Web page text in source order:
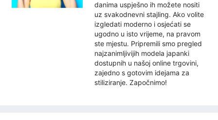
danima uspješno ih možete nositi
uz svakodnevni stajling. Ako volite
izgledati moderno i osjećati se
ugodno u isto vrijeme, na pravom
ste mjestu. Pripremili smo pregled
najzanimljivijih modela japanki
dostupnih u našoj online trgovini,
zajedno s gotovim idejama za
stiliziranje. Započnimo!